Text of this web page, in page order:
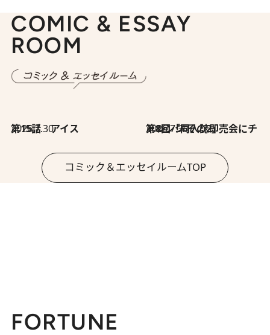
COMIC & ESSAY
ROOM
2026.7.30
第15話 アイス 2026.7.30
第8回「同人誌即売会にチャレンジ その2」
コミック＆エッセイルームTOP
FORTUNE